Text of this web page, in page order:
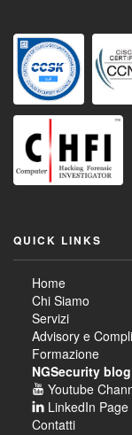
QUICK LINKS
Home
Chi Siamo
Servizi
Advisory e
Formazione
NGSecurity blog
Youtube
LinkedIn Page
Contatti